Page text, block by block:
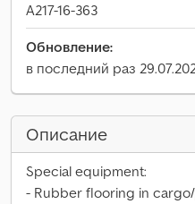
A217-16-363
Обновление:
в последний раз
Описание
Special equipment:
- Rubber flooring in